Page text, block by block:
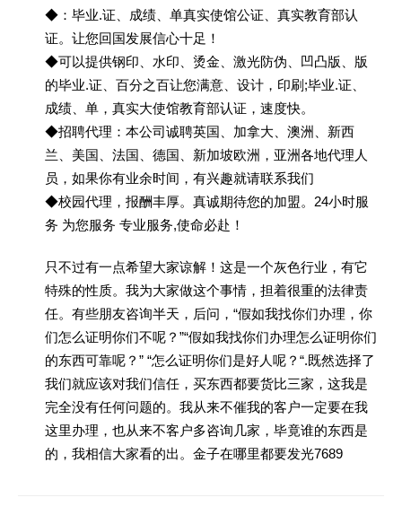
◆：毕业.证、成绩、单真实使馆公证、真实教育部认
证。让您回国发展信心十足！
◆可以提供钢印、水印、烫金、激光防伪、凹凸版、版
的毕业.证、百分之百让您满意、设计，印刷;毕业.证、
成绩、单，真实大使馆教育部认证，速度快。
◆招聘代理：本公司诚聘英国、加拿大、澳洲、新西
兰、美国、法国、德国、新加坡欧洲，亚洲各地代理人
员，如果你有业余时间，有兴趣就请联系我们
◆校园代理，报酬丰厚。真诚期待您的加盟。24小时服
务 为您服务 专业服务,使命必赴！
只不过有一点希望大家谅解！这是一个灰色行业，有它
特殊的性质。我为大家做这个事情，担着很重的法律责
任。有些朋友咨询半天，后问，“假如我找你们办理，你
们怎么证明你们不呢？”“假如我找你们办理怎么证明你们
的东西可靠呢？” “怎么证明你们是好人呢？“.既然选择了
我们就应该对我们信任，买东西都要货比三家，这我是
完全没有任何问题的。我从来不催我的客户一定要在我
这里办理，也从来不客户多咨询几家，毕竟谁的东西是
的，我相信大家看的出。金子在哪里都要发光7689